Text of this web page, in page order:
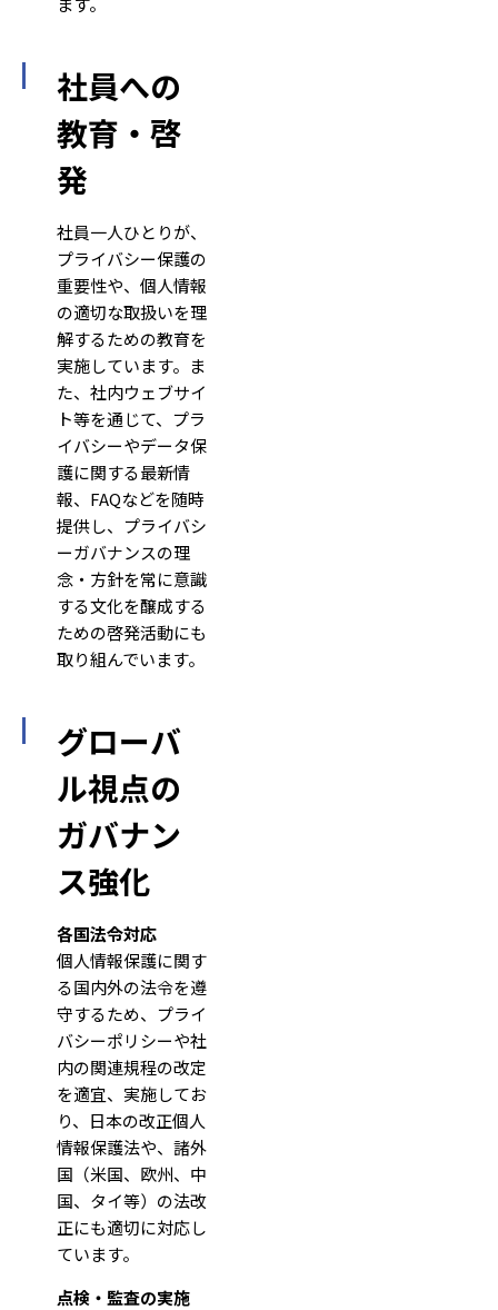
社員への
教育・啓
発
社員一人ひとりが、
プライバシー保護の
重要性や、個人情報
の適切な取扱いを理
解するための教育を
実施しています。ま
た、社内ウェブサイ
ト等を通じて、プラ
イバシーやデータ保
護に関する最新情
報、FAQなどを随時
提供し、プライバシ
ーガバナンスの理
念・方針を常に意識
する文化を醸成する
ための啓発活動にも
取り組んでいます。
グローバ
ル視点の
ガバナン
ス強化
各国法令対応
個人情報保護に関す
る国内外の法令を遵
守するため、プライ
バシーポリシーや社
内の関連規程の改定
を適宜、実施してお
り、日本の改正個人
情報保護法や、諸外
国（米国、欧州、中
国、タイ等）の法改
正にも適切に対応し
ています。
点検・監査の実施